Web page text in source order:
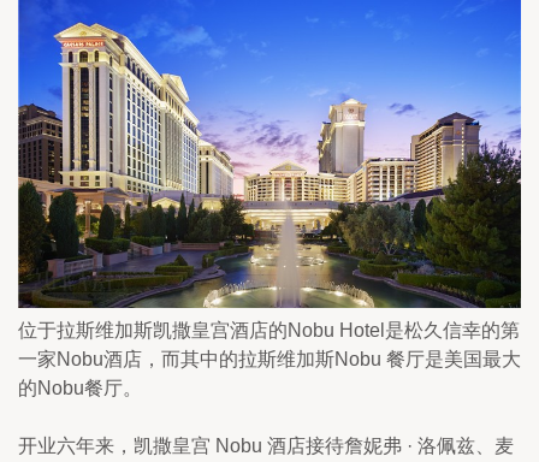
位于拉斯维加斯凯撒皇宫酒店的Nobu Hotel是松久信幸的第
一家Nobu酒店，而其中的拉斯维加斯Nobu 餐厅是美国最大
的Nobu餐厅。
开业六年来，凯撒皇宫 Nobu 酒店接待詹妮弗 · 洛佩兹、麦